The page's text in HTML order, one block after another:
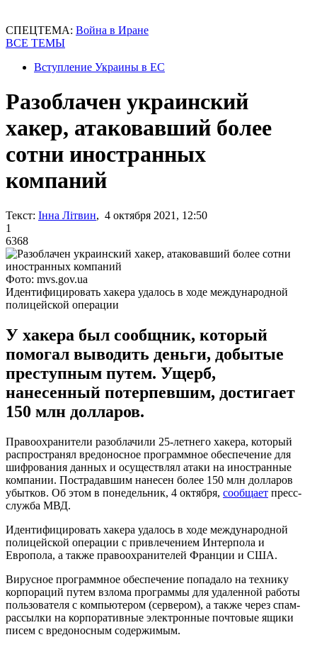
СПЕЦТЕМА: Война в Иране
ВСЕ ТЕМЫ
Вступление Украины в ЕС
Разоблачен украинский
хакер, атаковавший более
сотни иностранных
компаний
Текст: Інна Літвин, 4 октября 2021, 12:50
1
6368
Фото: mvs.gov.ua
Идентифицировать хакера удалось в ходе международной
полицейской операции
У хакера был сообщник, который
помогал выводить деньги, добытые
преступным путем. Ущерб,
нанесенный потерпевшим, достигает
150 млн долларов.
Правоохранители разоблачили 25-летнего хакера, который
распространял вредоносное программное обеспечение для
шифрования данных и осуществлял атаки на иностранные
компании. Пострадавшим нанесен более 150 млн долларов
убытков. Об этом в понедельник, 4 октября, сообщает пресс-
служба МВД.
Идентифицировать хакера удалось в ходе международной
полицейской операции с привлечением Интерпола и
Европола, а также правоохранителей Франции и США.
Вирусное программное обеспечение попадало на технику
корпораций путем взлома программы для удаленной работы
пользователя с компьютером (сервером), а также через спам-
рассылки на корпоративные электронные почтовые ящики
писем с вредоносным содержимым.